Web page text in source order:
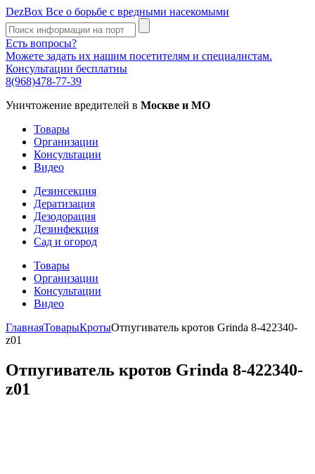
DezBox Все о борьбе с вредными насекомыми
Есть вопросы?
Можете задать их нашим посетителям и специалистам.
Консультации бесплатны
8(968)478-77-39
Уничтожение вредителей в Москве и МО
Товары
Организации
Консультации
Видео
Дезинсекция
Дератизация
Дезодорация
Дезинфекция
Сад и огород
Товары
Организации
Консультации
Видео
ГлавнаяТоварыКротыОтпугиватель кротов Grinda 8-422340-
z01
Отпугиватель кротов Grinda 8-422340-
z01